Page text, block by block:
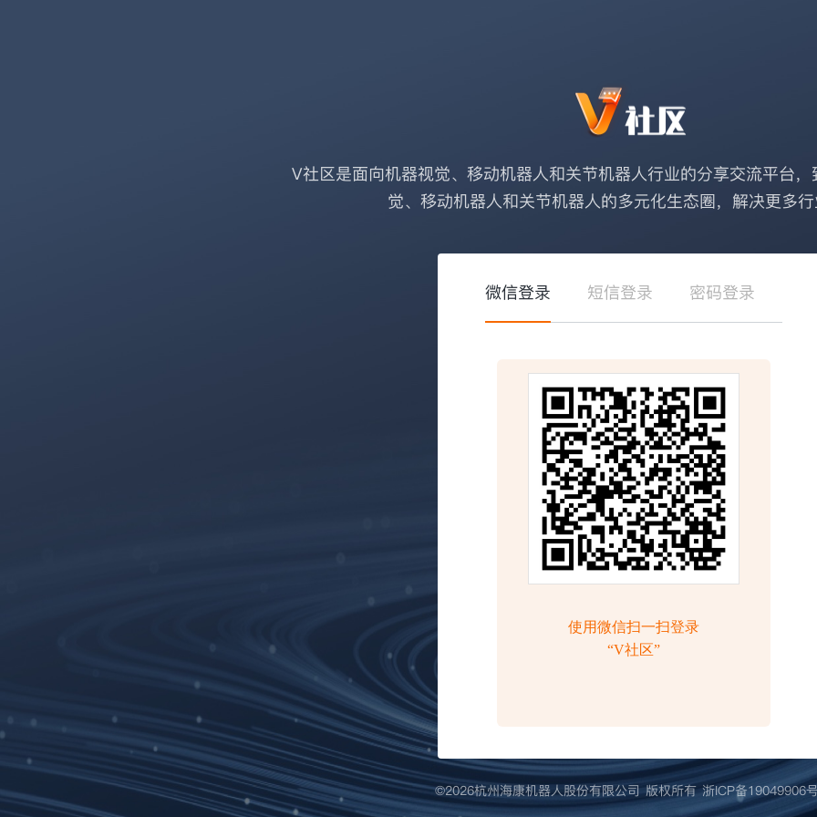
V社区是面向机器视觉、移动机器人和关节机器人行业的分享交流平台
觉、移动机器人和关节机器人的多元化生态圈，解决更多
微信登录 短信登录 密码登录
©️2026杭州海康机器人股份有限公司 版权所有浙ICP备19049906